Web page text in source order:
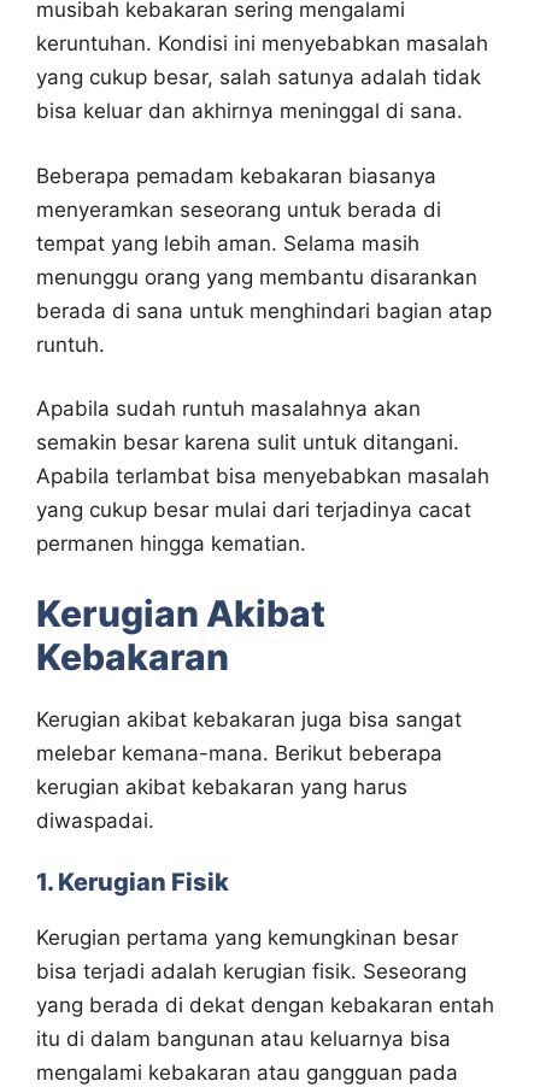
musibah kebakaran sering mengalami
keruntuhan. Kondisi ini menyebabkan masalah
yang cukup besar, salah satunya adalah tidak
bisa keluar dan akhirnya meninggal di sana.
Beberapa pemadam kebakaran biasanya
menyeramkan seseorang untuk berada di
tempat yang lebih aman. Selama masih
menunggu orang yang membantu disarankan
berada di sana untuk menghindari bagian atap
runtuh.
Apabila sudah runtuh masalahnya akan
semakin besar karena sulit untuk ditangani.
Apabila terlambat bisa menyebabkan masalah
yang cukup besar mulai dari terjadinya cacat
permanen hingga kematian.
Kerugian Akibat
Kebakaran
Kerugian akibat kebakaran juga bisa sangat
melebar kemana-mana. Berikut beberapa
kerugian akibat kebakaran yang harus
diwaspadai.
1. Kerugian Fisik
Kerugian pertama yang kemungkinan besar
bisa terjadi adalah kerugian fisik. Seseorang
yang berada di dekat dengan kebakaran entah
itu di dalam bangunan atau keluarnya bisa
mengalami kebakaran atau gangguan pada